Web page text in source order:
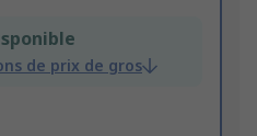
de prix de gros